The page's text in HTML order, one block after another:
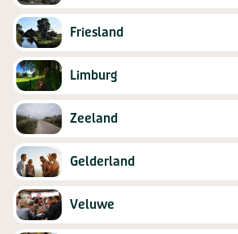
Friesland
Limburg
Zeeland
Gelderland
Veluwe